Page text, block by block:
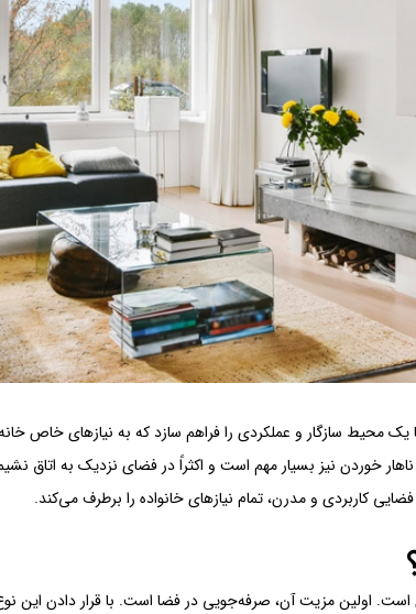
محیط سازگار و عملکردی را فراهم سازد که به نیازهای خاص
خوردن نیز بسیار مهم است و اکثراً در فضای نزدیک به اتاق
کاربردی و مدرن، تمام نیازهای خانواده را برطرف می‌کند.
است. اولین مزیت آن، صرفه‌جویی در فضا است. با قرار دادن